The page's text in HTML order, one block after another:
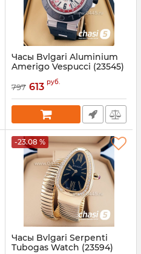
Часы Bvlgari Aluminium
Amerigo Vespucci (23545)
23545
797 613 руб.
-23.08 %
Часы Bvlgari Serpenti
Tubogas Watch (23594)